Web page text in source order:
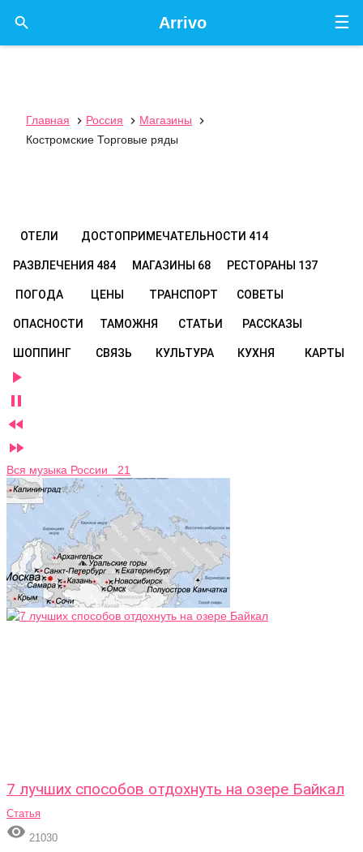
☰
Arrivo

Главная  Россия  Магазины

Костромские Торговые ряды
ОТЕЛИ ДОСТОПРИМЕЧАТЕЛЬНОСТИ 414
РАЗВЛЕЧЕНИЯ 484 МАГАЗИНЫ 68 РЕСТОРАНЫ 137
ПОГОДА ЦЕНЫ ТРАНСПОРТ СОВЕТЫ
ОПАСНОСТИ ТАМОЖНЯ СТАТЬИ РАССКАЗЫ
ШОППИНГ СВЯЗЬ КУЛЬТУРА КУХНЯ КАРТЫ




Вся музыка России 21
7 лучших способов отдохнуть на озере Байкал
Статья
 21030